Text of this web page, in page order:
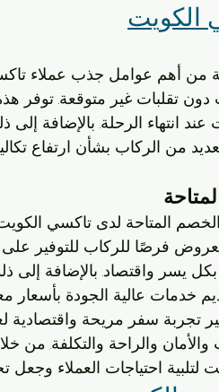
الكويت
من أهم عوامل جذب عملاء
تقلبات غير متوقعة. توفر هذه
انتهاء الرحلة. بالإضافة
من الركاب بشأن ارتفاع
المتاحة لدى تاكسي الكويت
فرصًا للركاب للتوفير
بكل يسر واقتصاد. بالإضافة
خدمات عالية الجودة
تجربة سفر مريحة واقتصادية
والأمان والراحة والتكلفة.
احتياجات العملاء وجعل